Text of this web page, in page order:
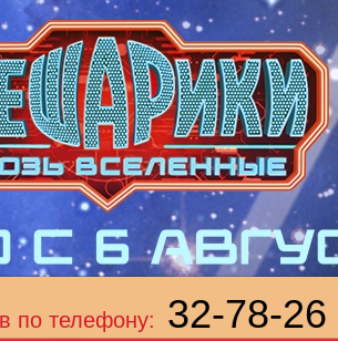
по телефону: 32-78-26